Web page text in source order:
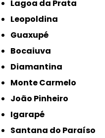
Lagoa da Prata
Leopoldina
Guaxupé
Bocaiuva
Diamantina
Monte Carmelo
João Pinheiro
Igarapé
Santana do Paraíso